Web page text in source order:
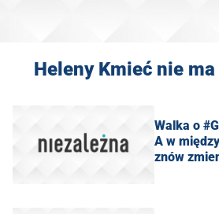
Heleny Kmieć nie
Walka o
A w
znów